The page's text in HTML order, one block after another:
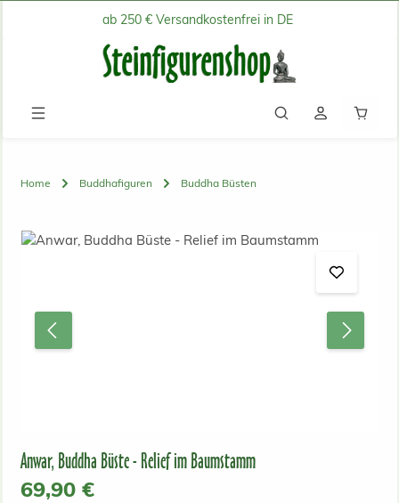
Zum Hauptinhalt springenab 250 € Versandkostenfrei in DE
Home Buddhafiguren Buddha Büsten
Bildergalerie überspringen
Anwar, Buddha Büste - Relief im Baumstamm
Regulärer Preis:
69,90 €